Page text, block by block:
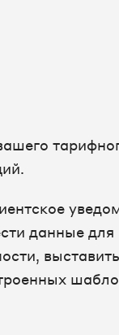
данные для
выставить